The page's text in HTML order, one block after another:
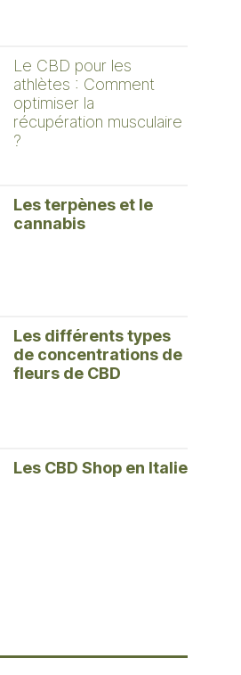
Le CBD pour les
athlètes : Comment
optimiser la
récupération musculaire
?
Les terpènes et le
cannabis
Les différents types
de concentrations de
fleurs de CBD
Les CBD Shop en Italie